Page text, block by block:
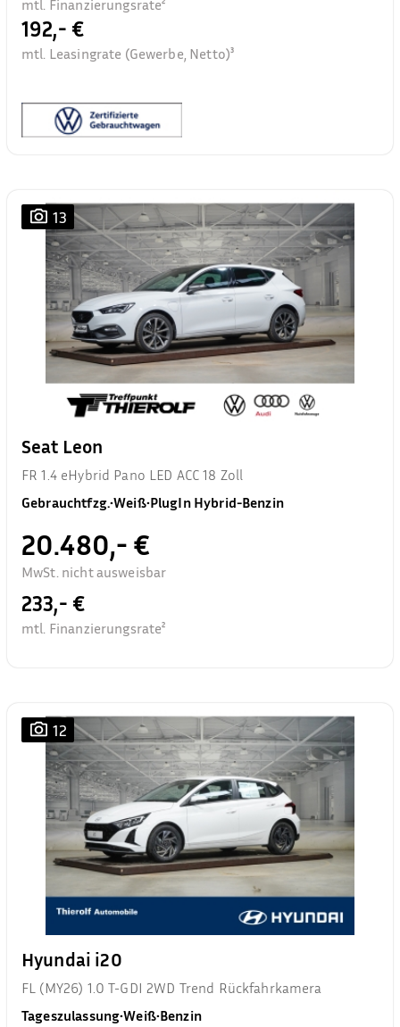
mtl. Finanzierungsrate²
192,- €
mtl. Leasingrate (Gewerbe, Netto)³
13
Seat Leon
FR 1.4 eHybrid Pano LED ACC 18 Zoll
Gebrauchtfzg.•Weiß•PlugIn Hybrid-Benzin
20.480,- €
MwSt. nicht ausweisbar
233,- €
mtl. Finanzierungsrate²
12
Hyundai i20
FL (MY26) 1.0 T-GDI 2WD Trend Rückfahrkamera
Tageszulassung•Weiß•Benzin